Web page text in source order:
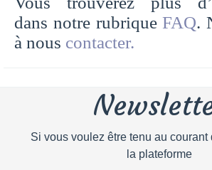
dans notre rubriqueFAQ.
à nous contacter.
Si vous voulez être tenu au courant
la plateforme